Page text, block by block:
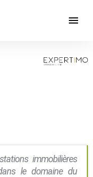
immobilières
le domaine du